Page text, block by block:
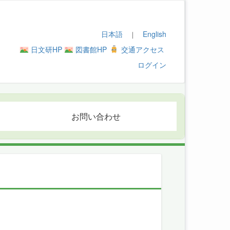
日本語｜ English
日文研HP
図書館HP
交通アクセス
ログイン
お問い合わせ